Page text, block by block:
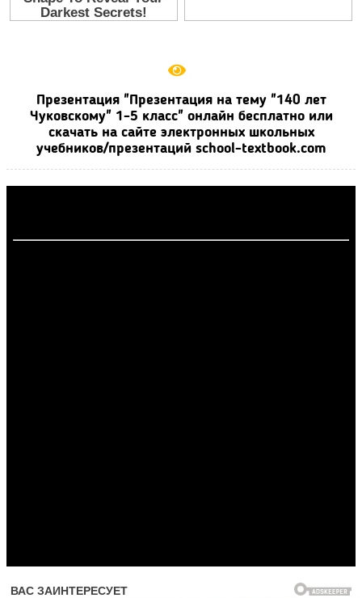
Презентация "Презентация на тему "140 лет
Чуковскому" 1-5 класс" онлайн бесплатно или
скачать на сайте электронных школьных
учебников/презентаций school-textbook.com